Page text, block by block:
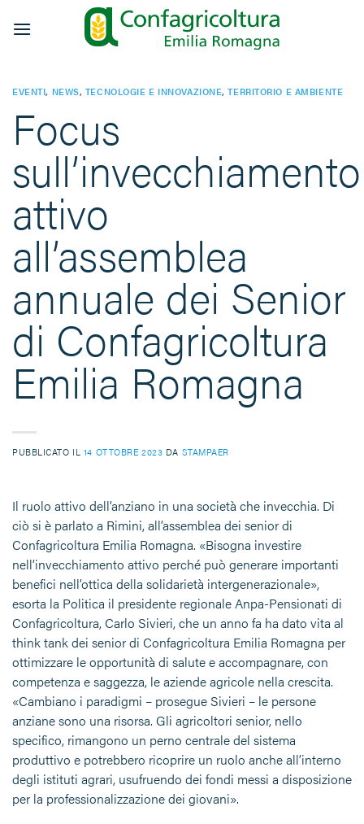
EVENTI, NEWS, TECNOLOGIE E INNOVAZIONE,TERRITORIO E AMBIENTE
Focus
sull’invecchiamento
attivo
all’assemblea
annuale dei Senior
di Confagricoltura
Emilia Romagna
PUBBLICATO IL 14 OTTOBRE 2023 DA STAMPAER
Il ruolo attivo dell’anziano in una società che invecchia. Di
ciò si è parlato a Rimini, all’assemblea dei senior di
Confagricoltura Emilia Romagna. «Bisogna investire
nell’invecchiamento attivo perché può generare importanti
benefici nell’ottica della solidarietà intergenerazionale»,
esorta la Politica il presidente regionale Anpa-Pensionati di
Confagricoltura, Carlo Sivieri, che un anno fa ha dato vita al
think tank dei senior di Confagricoltura Emilia Romagna per
ottimizzare le opportunità di salute e accompagnare, con
competenza e saggezza, le aziende agricole nella crescita.
«Cambiano i paradigmi – prosegue Sivieri – le persone
anziane sono una risorsa. Gli agricoltori senior, nello
specifico, rimangono un perno centrale del sistema
produttivo e potrebbero ricoprire un ruolo anche all’interno
degli istituti agrari, usufruendo dei fondi messi a disposizione
per la professionalizzazione dei giovani».